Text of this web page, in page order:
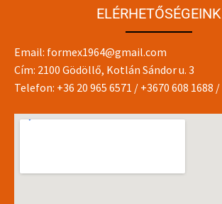
ELÉRHETŐSÉGEINK
Email: formex1964@gmail.com
Cím: 2100 Gödöllő, Kotlán Sándor u. 3
Telefon: +36 20 965 6571 / +3670 608 1688 /